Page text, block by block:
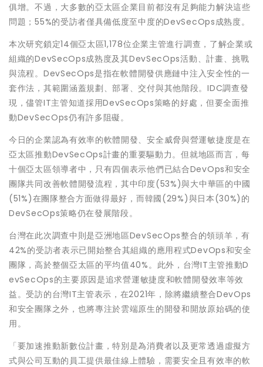
俱增。不過，大多數的亞太區企業目前都沒有足夠能力解決這些
問題；55%的受訪者僅具備低度至中度的DevSecOps成熟度。
本次研究鎖定14個亞太區1,178位企業主管進行調查，了解企業或
組織的DevSecOps成熟度及其DevSecOps活動、計畫、挑戰
與流程。DevSecOps是指在軟體開發供應鏈中注入安全性的一
套作法，其範圍涵蓋規劃、部署、交付與其他階段。IDC調查發
現，儘管IT主管知道採用DevSecOps策略的好處，但要全面推
動DevSecOps仍有許多阻礙。
今日的企業認為有效率的軟體開發、安全威脅與營運敏捷度是在
亞太區推動DevSecOps計畫的重要驅動力。但就地區而言，每
十個亞太區領導者中，只有四個表示他們已結合DevOps和安全
團隊共同改善軟體開發流程，其中印度(53%)與大中華區的中國
(51%)在團隊整合方面做得最好，而韓國(29%)與日本(30%)的
DevSecOps策略仍在發展階段。
台灣在此次調查中則是亞洲地區DevSecOps整合的領頭羊，有
42%的受訪者表示已開始整合其組織的應用程式DevOps和安全
團隊，高於整個亞太區的平均值40%。此外，台灣IT主管推動D
evSecOps的主要原因是追求營運敏捷度和軟體開發效率等效
益。受訪的台灣IT主管表示，在2021年，除將繼續整合DevOps
和安全團隊之外，也將專注於雲端原生的開發和開放原始碼的使
用。
「要加速推動新數位計畫，特別是為消費者以及更常透過虛擬方
式與公司互動的員工提供最佳線上體驗，需要安全且有效率的軟